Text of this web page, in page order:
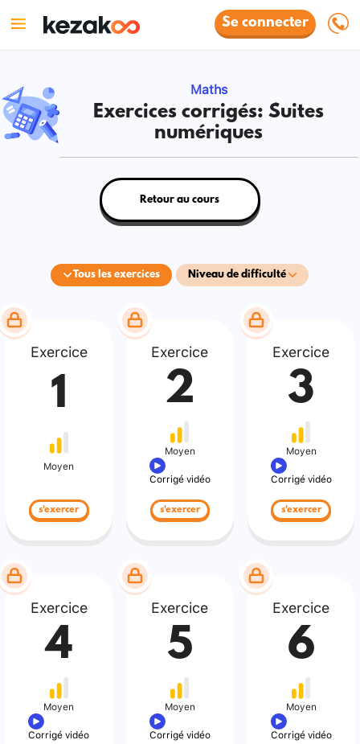
Se connecter
Maths
Exercices corrigés: Suites
numériques
Tous les exercices Niveau de difficulté
Retour au cours
Exercice
1
Moyen
s'exercer
Exercice
2
Moyen
Corrigé vidéo
s'exercer
Exercice
3
Moyen
Corrigé vidéo
s'exercer
Exercice
4
Moyen
Corrigé vidéo
Exercice
5
Moyen
Corrigé vidéo
Exercice
6
Moyen
Corrigé vidéo